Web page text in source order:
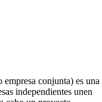
empresa conjunta) es una
independientes unen